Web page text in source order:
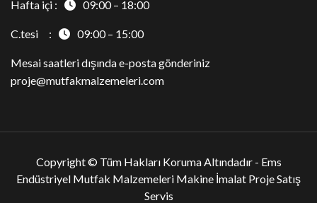
Hafta içi : 09:00 – 18:00
C.tesi : 09:00 – 15:00
Mesai saatleri dışında e-posta gönderiniz
proje@mutfakmalzemeleri.com
Copyright © Tüm Hakları Koruma Altındadır - Ems
Endüstriyel Mutfak Malzemeleri Makine İmalat Proje Satış
Servis